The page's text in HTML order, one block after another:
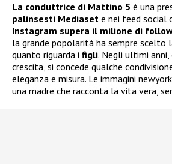
La conduttrice di Mattino 5 è una
palinsesti Mediaset e nei feed social
Instagram supera il milione di
la grande popolarità ha sempre scelto
quanto riguarda i figli. Negli ultimi
crescita, si concede qualche
eleganza e misura. Le immagini
una madre che racconta la vita vera,